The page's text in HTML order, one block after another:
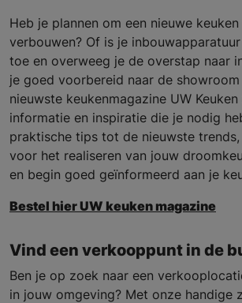
Heb je plannen om een nieuwe
verbouwen? Of is je
toe en overweeg je de overstap naar
je goed voorbereid naar de
nieuwste keukenmagazine UW
informatie en inspiratie die je nodig
praktische tips tot de nieuwste
voor het realiseren van jouw
en begin goed geïnformeerd aan je
Bestel hier UW keuken magazine
Vind een verkooppunt in de
Ben je op zoek naar een
in jouw omgeving? Met onze handige